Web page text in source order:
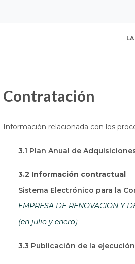
de
Contratación
Información relacionada con los
3.1 Plan Anual de
3.2 Información contractual
Sistema Electrónico para la
EMPRESA DE RENOVACION
(en julio y enero)
3.3 Publicación de la